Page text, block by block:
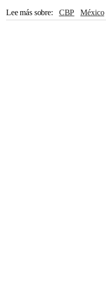
Lee más sobre
CBP México